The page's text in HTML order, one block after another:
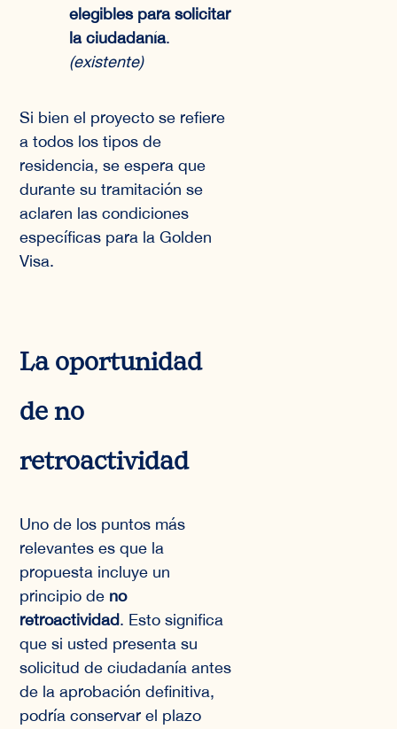
elegibles para solicitar
la ciudadanía.
(existente)
Si bien el proyecto se refiere
a todos los tipos de
residencia, se espera que
durante su tramitación se
aclaren las condiciones
específicas para la Golden
Visa.
La oportunidad
de no
retroactividad
Uno de los puntos más
relevantes es que la
propuesta incluye un
principio de no
retroactividad. Esto significa
que si usted presenta su
solicitud de ciudadanía antes
de la aprobación definitiva,
podría conservar el plazo